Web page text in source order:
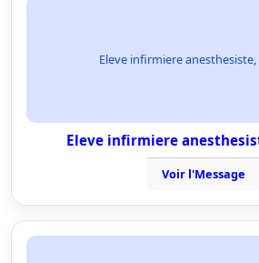
Eleve infirmiere
Eleve infirmiere
Voir l'Message